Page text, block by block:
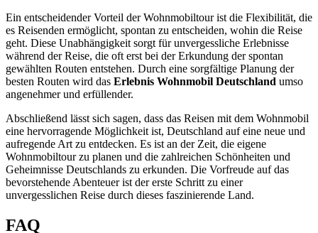
Ein entscheidender Vorteil der Wohnmobiltour ist die Flexibilität, die
es Reisenden ermöglicht, spontan zu entscheiden, wohin die Reise
geht. Diese Unabhängigkeit sorgt für unvergessliche Erlebnisse
während der Reise, die oft erst bei der Erkundung der spontan
gewählten Routen entstehen. Durch eine sorgfältige Planung der
besten Routen wird das Erlebnis Wohnmobil Deutschland umso
angenehmer und erfüllender.
Abschließend lässt sich sagen, dass das Reisen mit dem Wohnmobil
eine hervorragende Möglichkeit ist, Deutschland auf eine neue und
aufregende Art zu entdecken. Es ist an der Zeit, die eigene
Wohnmobiltour zu planen und die zahlreichen Schönheiten und
Geheimnisse Deutschlands zu erkunden. Die Vorfreude auf das
bevorstehende Abenteuer ist der erste Schritt zu einer
unvergesslichen Reise durch dieses faszinierende Land.
FAQ